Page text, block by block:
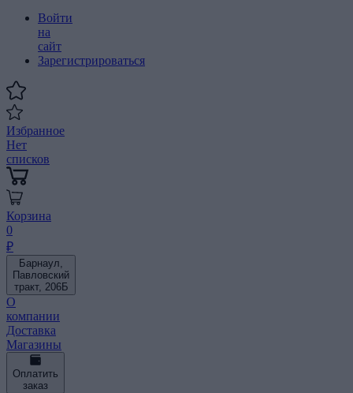
Войти
на
сайт
Зарегистрироваться
Избранное
Нет
списков
Корзина
0
₽
Барнаул,
Павловский
тракт, 206Б
О
компании
Доставка
Магазины
Оплатить
заказ